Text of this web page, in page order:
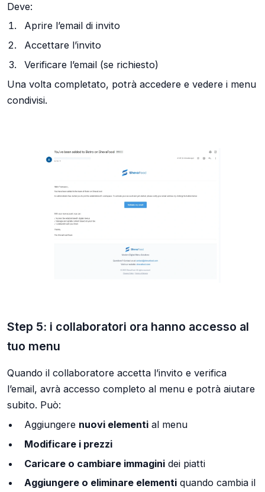
Deve:
Aprire l’email di invito
Accettare l’invito
Verificare l’email (se richiesto)
Una volta completato, potrà accedere e vedere i menu
condivisi.
Step 5: i collaboratori ora hanno accesso al
tuo menu
Quando il collaboratore accetta l’invito e verifica
l’email, avrà accesso completo al menu e potrà aiutare
subito. Può:
Aggiungere nuovi elemential menu
Modificare i prezzi
Caricare o cambiare immaginidei piatti
Aggiungere o eliminare elementiquando cambia il